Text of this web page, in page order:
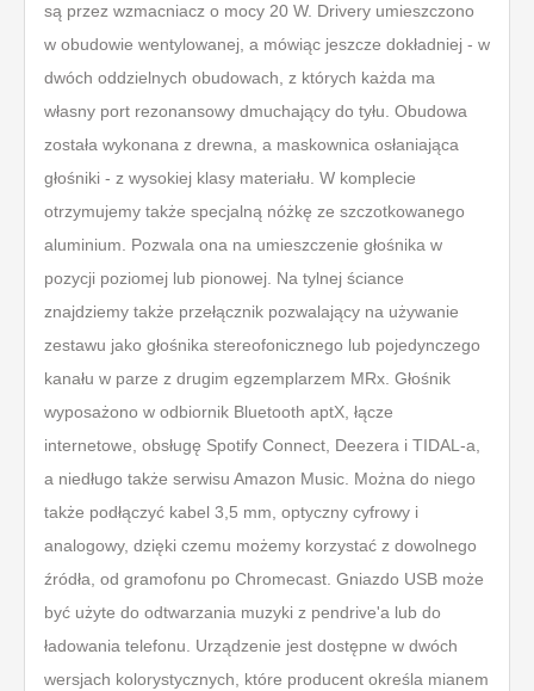
są przez wzmacniacz o mocy 20 W. Drivery umieszczono
w obudowie wentylowanej, a mówiąc jeszcze dokładniej - w
dwóch oddzielnych obudowach, z których każda ma
własny port rezonansowy dmuchający do tyłu. Obudowa
została wykonana z drewna, a maskownica osłaniająca
głośniki - z wysokiej klasy materiału. W komplecie
otrzymujemy także specjalną nóżkę ze szczotkowanego
aluminium. Pozwala ona na umieszczenie głośnika w
pozycji poziomej lub pionowej. Na tylnej ściance
znajdziemy także przełącznik pozwalający na używanie
zestawu jako głośnika stereofonicznego lub pojedynczego
kanału w parze z drugim egzemplarzem MRx. Głośnik
wyposażono w odbiornik Bluetooth aptX, łącze
internetowe, obsługę Spotify Connect, Deezera i TIDAL-a,
a niedługo także serwisu Amazon Music. Można do niego
także podłączyć kabel 3,5 mm, optyczny cyfrowy i
analogowy, dzięki czemu możemy korzystać z dowolnego
źródła, od gramofonu po Chromecast. Gniazdo USB może
być użyte do odtwarzania muzyki z pendrive'a lub do
ładowania telefonu. Urządzenie jest dostępne w dwóch
wersjach kolorystycznych, które producent określa mianem